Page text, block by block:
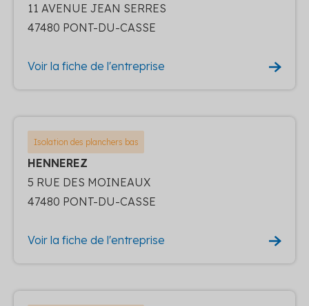
11 AVENUE JEAN SERRES
47480 PONT-DU-CASSE
Voir la fiche de l'entreprise
Isolation des planchers bas
HENNEREZ
5 RUE DES MOINEAUX
47480 PONT-DU-CASSE
Voir la fiche de l'entreprise